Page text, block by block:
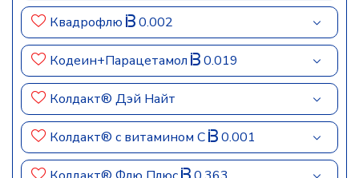
Квадрофлю 0.002
Кодеин+Парацетамол 0.019
Колдакт® Дэй Найт
Колдакт® с витамином С 0.001